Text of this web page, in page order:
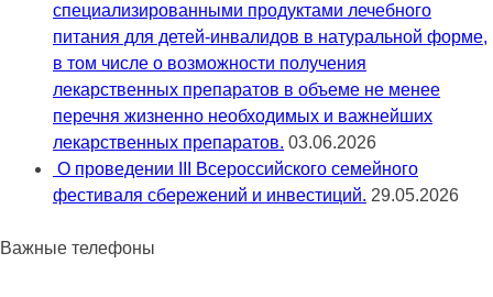
специализированными продуктами лечебного
питания для детей-инвалидов в натуральной форме,
в том числе о возможности получения
лекарственных препаратов в объеме не менее
перечня жизненно необходимых и важнейших
лекарственных препаратов. 03.06.2026
О проведении III Всероссийского семейного
фестиваля сбережений и инвестиций. 29.05.2026
Важные телефоны